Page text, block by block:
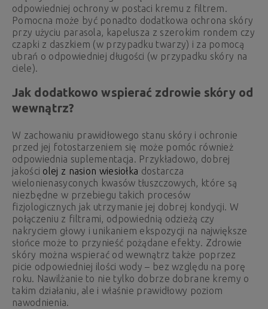
odpowiedniej ochrony w postaci kremu z filtrem.
Pomocna może być ponadto dodatkowa ochrona skóry
przy użyciu parasola, kapelusza z szerokim rondem czy
czapki z daszkiem (w przypadku twarzy) i za pomocą
ubrań o odpowiedniej długości (w przypadku skóry na
ciele).
Jak dodatkowo wspierać zdrowie skóry od
wewnątrz?
W zachowaniu prawidłowego stanu skóry i ochronie
przed jej fotostarzeniem się może pomóc również
odpowiednia suplementacja. Przykładowo, dobrej
jakości olej z nasion wiesiołka dostarcza
wielonienasyconych kwasów tłuszczowych, które są
niezbędne w przebiegu takich procesów
fizjologicznych jak utrzymanie jej dobrej kondycji. W
połączeniu z filtrami, odpowiednią odzieżą czy
nakryciem głowy i unikaniem ekspozycji na największe
słońce może to przynieść pożądane efekty. Zdrowie
skóry można wspierać od wewnątrz także poprzez
picie odpowiedniej ilości wody – bez względu na porę
roku. Nawilżanie to nie tylko dobrze dobrane kremy o
takim działaniu, ale i właśnie prawidłowy poziom
nawodnienia.